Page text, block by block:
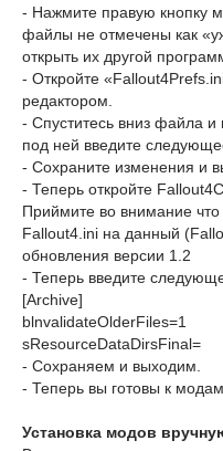
- Нажмите правую кнопку
файлы не отмечены как
открыть их другой
- Откройте
редактором.
- Спуститесь вниз файла
под ней введите
- Сохраните изменения и
- Теперь откройте
Приймите во внимание
Fallout4.ini на данный
обновления версии 1.2
- Теперь введите
[Archive]
blnvalidateOlderFiles=1
sResourceDataDirsFinal=
- Сохраняем и выходим.
- Теперь вы готовы к
Установка модов